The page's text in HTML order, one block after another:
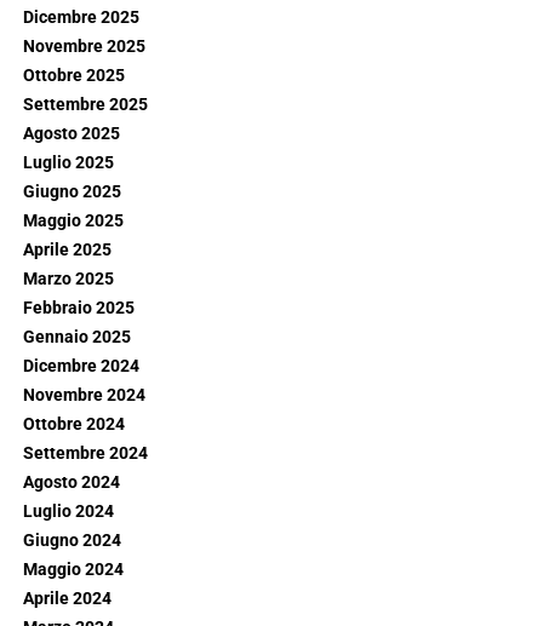
Dicembre 2025
Novembre 2025
Ottobre 2025
Settembre 2025
Agosto 2025
Luglio 2025
Giugno 2025
Maggio 2025
Aprile 2025
Marzo 2025
Febbraio 2025
Gennaio 2025
Dicembre 2024
Novembre 2024
Ottobre 2024
Settembre 2024
Agosto 2024
Luglio 2024
Giugno 2024
Maggio 2024
Aprile 2024